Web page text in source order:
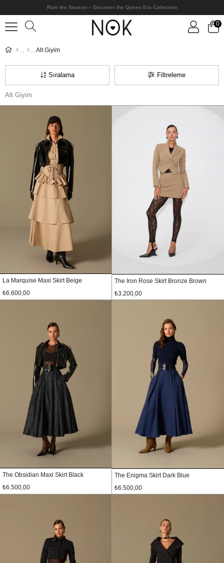
Rule the Season – Discover the Queen Era Collection
0
Alt Giyim
Filtreleme
Sıralama
Alt Giyim
La Marquise Maxi Skirt Beige
₺6.600,00
The Iron Rose Skirt Bronze Brown
₺3.200,00
The Obsidian Maxi Skirt Black
₺6.500,00
The Enigma Skirt Dark Blue
₺6.500,00